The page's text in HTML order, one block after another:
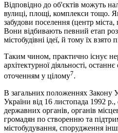
Відповідно до об'єктів можуть
вулиці, площі, комплекси тощо.
забудови поселення (центр
Вони відбивають певний етап
містобудівні ідеї, й тому їх
Таким чином, практично існує
архітектурної діяльності,
оточенням у цілому7.
В загальних положеннях Закону
України від 16 листопада 1992 p.,
державних органів, органів
громадян по створенню та
містобудування, спорудження